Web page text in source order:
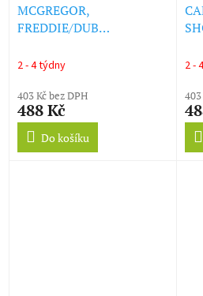
MCGREGOR,
FREDDIE/DUB
BOBYLON/HI FASHION
(LP)
2 - 4 týdny
403 Kč bez DPH
488 Kč
Do košíku
2 -